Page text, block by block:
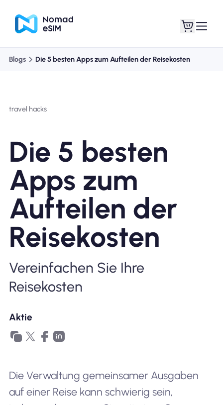
Shop-Tarife
Über eSIM
Warum Nomad eSIM
Verwendung einer eSIM
Für das Geschäft
Blogs Die 5 besten Apps zum Aufteilen der Reisekosten
travel hacks
Die 5 besten
Apps zum
Aufteilen der
Reisekosten
Vereinfachen Sie Ihre
Reisekosten
Aktie
Die Verwaltung gemeinsamer Ausgaben
auf einer Reise kann schwierig sein,